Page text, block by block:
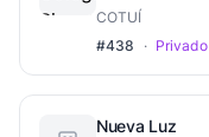
COTUÍ
#438
· Privado
Nueva Luz